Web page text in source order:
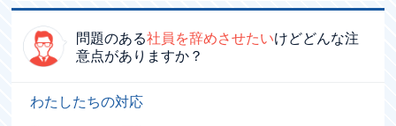
問題のある社員を辞めさせたいけどどんな注
意点がありますか？
わたしたちの対応